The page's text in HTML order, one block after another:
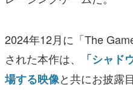
2024年12月に「The
された本作は、
「シャド
場する映像と共にお披露